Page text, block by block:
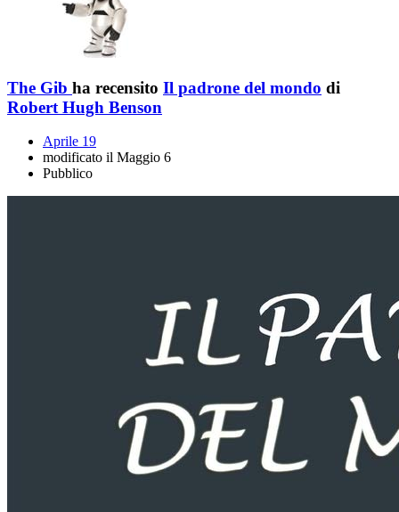
The Gib ha recensito Il padrone del mondo di
Robert Hugh Benson
Aprile 19
modificato il Maggio 6
Pubblico